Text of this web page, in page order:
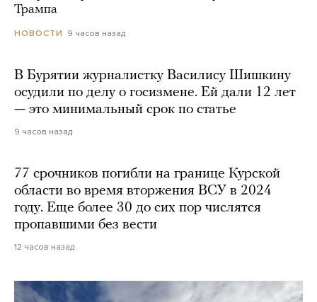
Трампа
НОВОСТИ 9 часов назад
В Бурятии журналистку Василису Шишкину
осудили по делу о госизмене. Ей дали 12 лет
— это минимальный срок по статье
9 часов назад
77 срочников погибли на границе Курской
области во время вторжения ВСУ в 2024
году. Еще более 30 до сих пор числятся
пропавшими без вести
12 часов назад